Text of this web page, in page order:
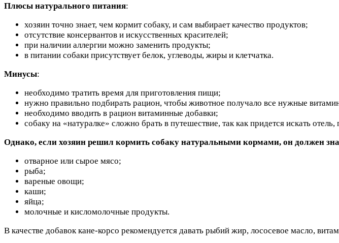
Плюсы натурального питания:
хозяин точно знает, чем кормит собаку, и сам выбирает качество продуктов;
отсутствие консервантов и искусственных красителей;
при наличии аллергии можно заменить продукты;
в питании собаки присутствует белок, углеводы, жиры и клетчатка.
Минусы:
необходимо тратить время для приготовления пищи;
нужно правильно подбирать рацион, чтобы животное получало все нужные
необходимо вводить в рацион витаминные добавки;
собаку на «натуралке» сложно брать в путешествие, так как придется искать
Однако, если хозяин решил кормить собаку натуральными кормами, он должен
отварное или сырое мясо;
рыба;
вареные овощи;
каши;
яйца;
молочные и кисломолочные продукты.
В качестве добавок кане-корсо рекомендуется давать рыбий жир, лососевое масло,